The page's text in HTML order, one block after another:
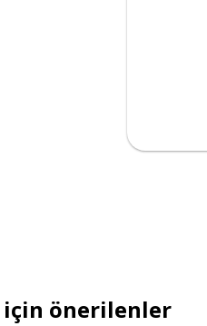
için önerilenler